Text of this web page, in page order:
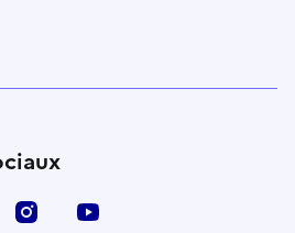
LinkedIn Instagram